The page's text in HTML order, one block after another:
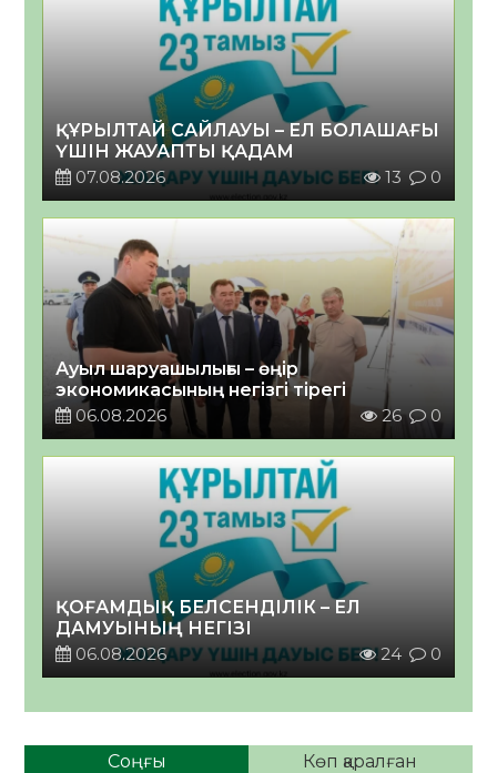
ҚҰРЫЛТАЙ САЙЛАУЫ – ЕЛ БОЛАШАҒЫ
ҮШІН ЖАУАПТЫ ҚАДАМ
07.08.2026
13 0
Ауыл шаруашылығы – өңір
экономикасының негізгі тірегі
06.08.2026
26 0
ҚОҒАМДЫҚ БЕЛСЕНДІЛІК – ЕЛ
ДАМУЫНЫҢ НЕГІЗІ
06.08.2026
24 0
Соңғы Көп қаралған